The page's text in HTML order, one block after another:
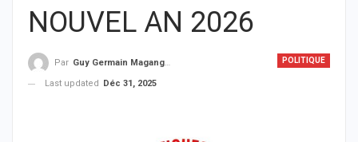
NOUVEL AN 2026
POLITIQUE
Par Guy Germain Maganga Nziengui
Last updated
Déc 31, 2025